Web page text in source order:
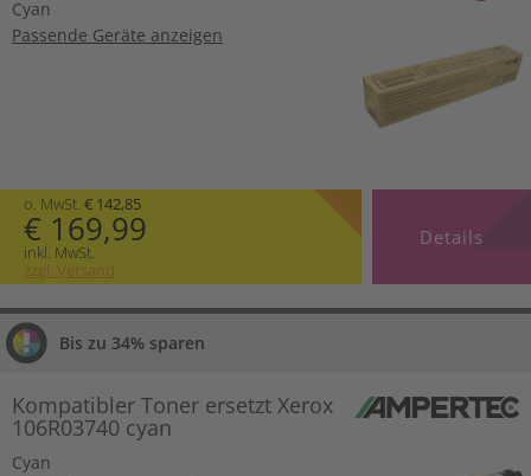
Cyan
Passende Geräte anzeigen
o. MwSt. € 142,85
€ 169,99
inkl. MwSt.
zzgl. Versand
Details
Bis zu 34% sparen
Kompatibler Toner ersetzt Xerox
106R03740 cyan
Cyan